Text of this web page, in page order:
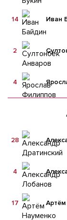
Иван
14
2
4
28
4
17